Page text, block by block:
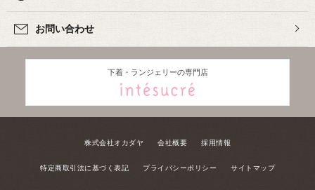
お問い合わせ
下着・ランジェリーの専門店
株式会社オカダヤ 会社概要 採用情報
特定商取引法に基づく表記 プライバシーポリシー サイトマップ